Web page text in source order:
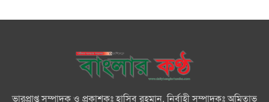
জাতিসংঘে জুলাই গণঅভ্যুত্থান দিবস
পালিত
ভারপ্রাপ্ত সম্পাদক ও প্রকাশকঃ হাসিব রহমান, নির্বাহী সম্পাদকঃ অমিতাভ